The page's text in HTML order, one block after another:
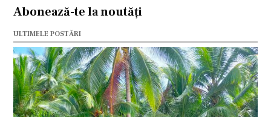
Abonează-te la noutăți
ULTIMELE POSTĂRI